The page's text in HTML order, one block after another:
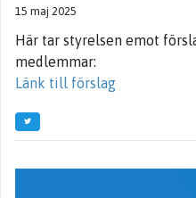
15 maj 2025
Här tar styrelsen emot
medlemmar:
Länk till förslag